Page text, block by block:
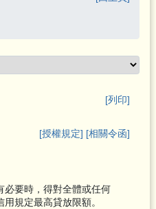
[列印]
[授權規定] [相關令函]
必要時，得對全體或任何
規定最高貸放限額。